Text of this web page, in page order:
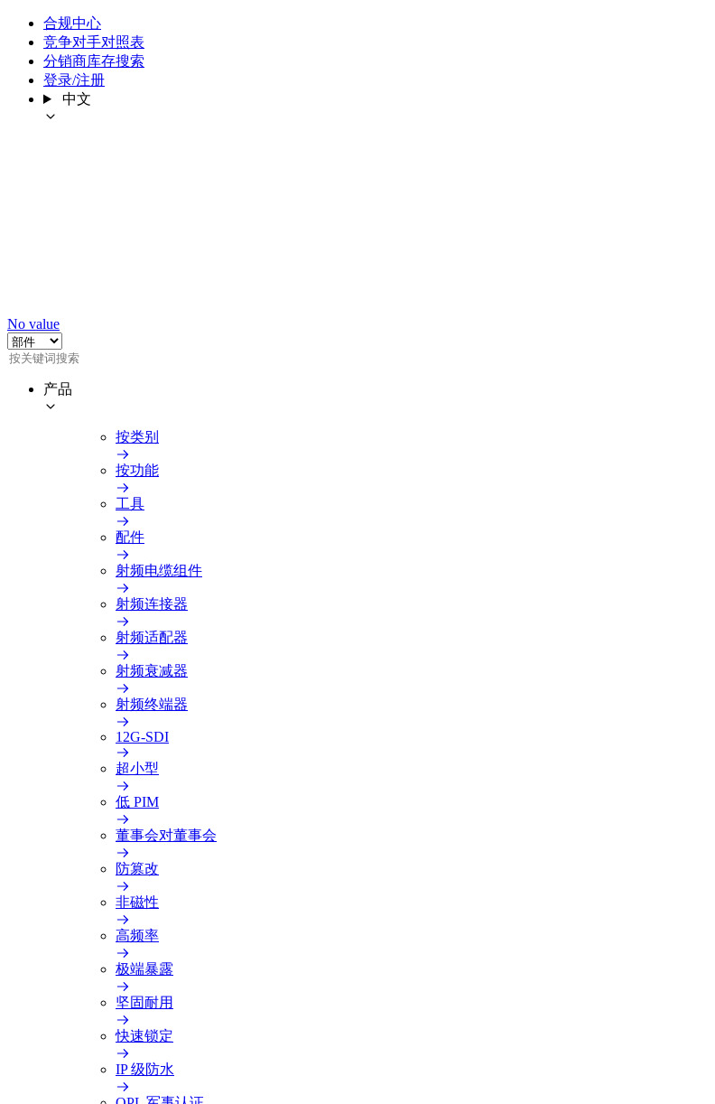
合规中心
竞争对手对照表
分销商库存搜索
登录/注册
中文
No value
产品
按类别
按功能
工具
配件
射频电缆组件
射频连接器
射频适配器
射频衰减器
射频终端器
12G-SDI
超小型
低 PIM
董事会对董事会
防篡改
非磁性
高频率
极端暴露
坚固耐用
快速锁定
IP 级防水